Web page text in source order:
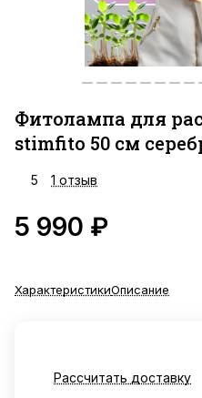
Фитолампа для
stimfito 50 см
5 1 отзыв
5 990 ₽
ХарактеристикиОписание
Рассчитать доставку